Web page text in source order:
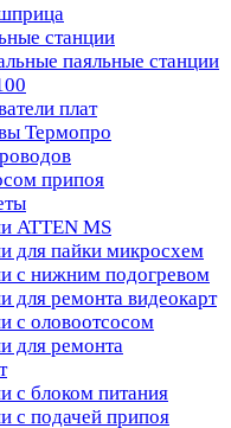
станции
паяльные станции
плат
Термопро
припоя
ATTEN MS
для пайки микросхем
с нижним подогревом
для ремонта видеокарт
с оловоотсосом
для ремонта
с блоком питания
с подачей припоя